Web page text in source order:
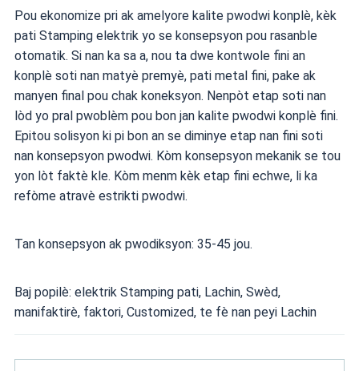
Pou ekonomize pri ak amelyore kalite pwodwi konplè, kèk
pati Stamping elektrik yo se konsepsyon pou rasanble
otomatik. Si nan ka sa a, nou ta dwe kontwole fini an
konplè soti nan matyè premyè, pati metal fini, pake ak
manyen final pou chak koneksyon. Nenpòt etap soti nan
lòd yo pral pwoblèm pou bon jan kalite pwodwi konplè fini.
Epitou solisyon ki pi bon an se diminye etap nan fini soti
nan konsepsyon pwodwi. Kòm konsepsyon mekanik se tou
yon lòt faktè kle. Kòm menm kèk etap fini echwe, li ka
refòme atravè estrikti pwodwi.
Tan konsepsyon ak pwodiksyon: 35-45 jou.
Baj popilè: elektrik Stamping pati, Lachin, Swèd,
manifaktirè, faktori, Customized, te fè nan peyi Lachin